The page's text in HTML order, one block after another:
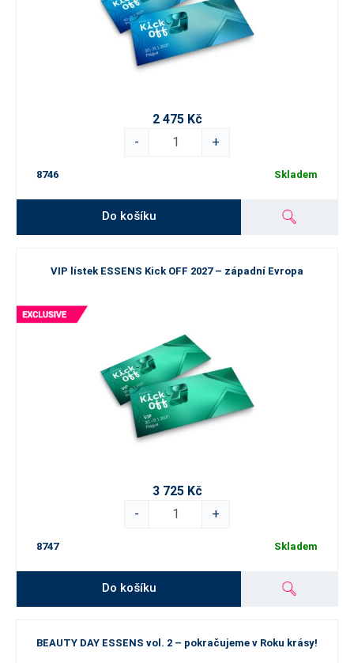
2 475 Kč
-
+
8746 Skladem
Do košíku
VIP lístek ESSENS Kick OFF 2027 – západní Evropa
3 725 Kč
-
+
8747 Skladem
Do košíku
BEAUTY DAY ESSENS vol. 2 – pokračujeme v Roku krásy!